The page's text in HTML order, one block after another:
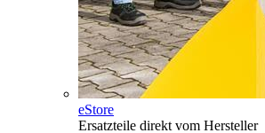
eStore
Ersatzteile direkt vom Hersteller